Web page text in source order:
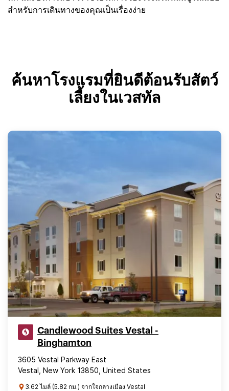
สำหรับการเดินทางของคุณเป็นเรื่องง่าย
ค้นหาโรงแรมที่ยินดีต้อนรับสัตว์
เลี้ยงในเวสทัล
Candlewood Suites Vestal -
Binghamton
3605 Vestal Parkway East
Vestal, New York 13850, United States
3.62 ไมล์ (5.82 กม.) จากใจกลางเมือง Vestal